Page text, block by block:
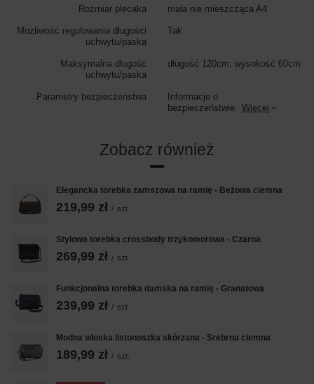
Rozmiar plecaka mała nie mieszcząca A4
Możliwość regulowania długości
uchwytu/paska
Tak
Maksymalna długość
uchwytu/paska
długość 120cm; wysokość 60cm
Parametry bezpieczeństwa
Informacje o
bezpieczeństwie
Więcej
Zobacz również
Elegancka torebka zamszowa na ramię - Beżowa ciemna
219,99 zł / szt.
Stylowa torebka crossbody trzykomorowa - Czarna
269,99 zł / szt.
Funkcjonalna torebka damska na ramię - Granatowa
239,99 zł / szt.
Modna włoska listonoszka skórzana - Srebrna ciemna
189,99 zł / szt.